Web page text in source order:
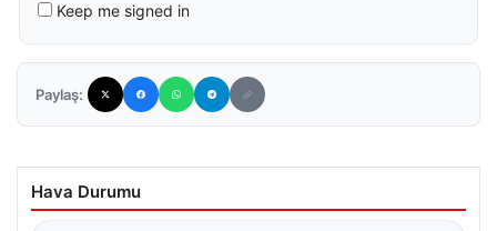
Keep me signed in
Paylaş:
Hava Durumu